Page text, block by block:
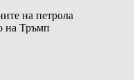
на петрола
на Тръмп